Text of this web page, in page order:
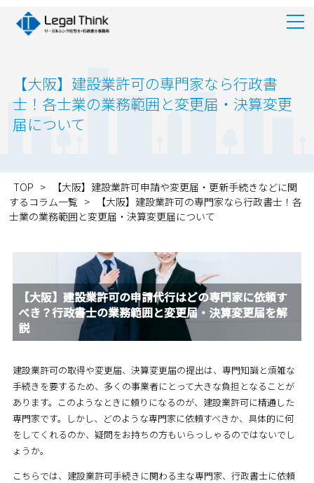
【大阪】建設業許可の専門家なら行政書
士！各士業の業務範囲と変更届・決算変更
届について
TOP >
【大阪】建設業許可申請や変更届・更新手続きなどに関
するコラム一覧 >
【大阪】建設業許可の専門家なら行政書士！各
士業の業務範囲と変更届・決算変更届について
【大阪】建設業許可の申請代行はどの専門家に依頼す
べき？行政書士の業務範囲と変更届・決算変更届を解
説
建設業許可の取得や変更届、決算変更届の提出は、専門知識と煩雑な
手続きを要するため、多くの事業者にとって大きな負担となることが
あります。このようなときに頼りになるのが、建設業許可に精通した
専門家です。しかし、どのような専門家に依頼すべきか、具体的に何
をしてくれるのか、疑問をお持ちの方もいらっしゃるのではないでし
ょうか。
こちらでは、建設業許可手続きに関わる主な専門家、行政書士に依頼